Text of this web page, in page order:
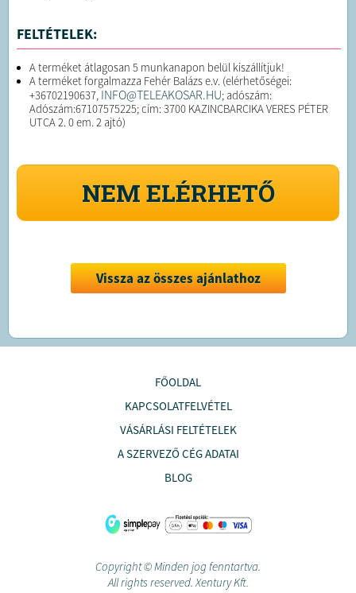
FELTÉTELEK:
A terméket átlagosan 5 munkanapon belül kiszállítjuk!
A terméket forgalmazza Fehér Balázs e.v. (elérhetőségei:
+36702190637, INFO@TELEAKOSAR.HU; adószám:
Adószám:67107575225; cím: 3700 KAZINCBARCIKA VERES PÉTER
UTCA 2. 0 em. 2 ajtó)
NEM ELÉRHETŐ
Vissza az összes ajánlathoz
FŐOLDAL
KAPCSOLATFELVÉTEL
VÁSÁRLÁSI FELTÉTELEK
A SZERVEZŐ CÉG ADATAI
BLOG
Copyright © Minden jog fenntartva.
All rights reserved. Xentury Kft.